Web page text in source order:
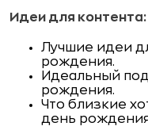
Идеи для контента:
Лучшие идеи
рождения.
Идеальный
рождения.
Что близкие
день